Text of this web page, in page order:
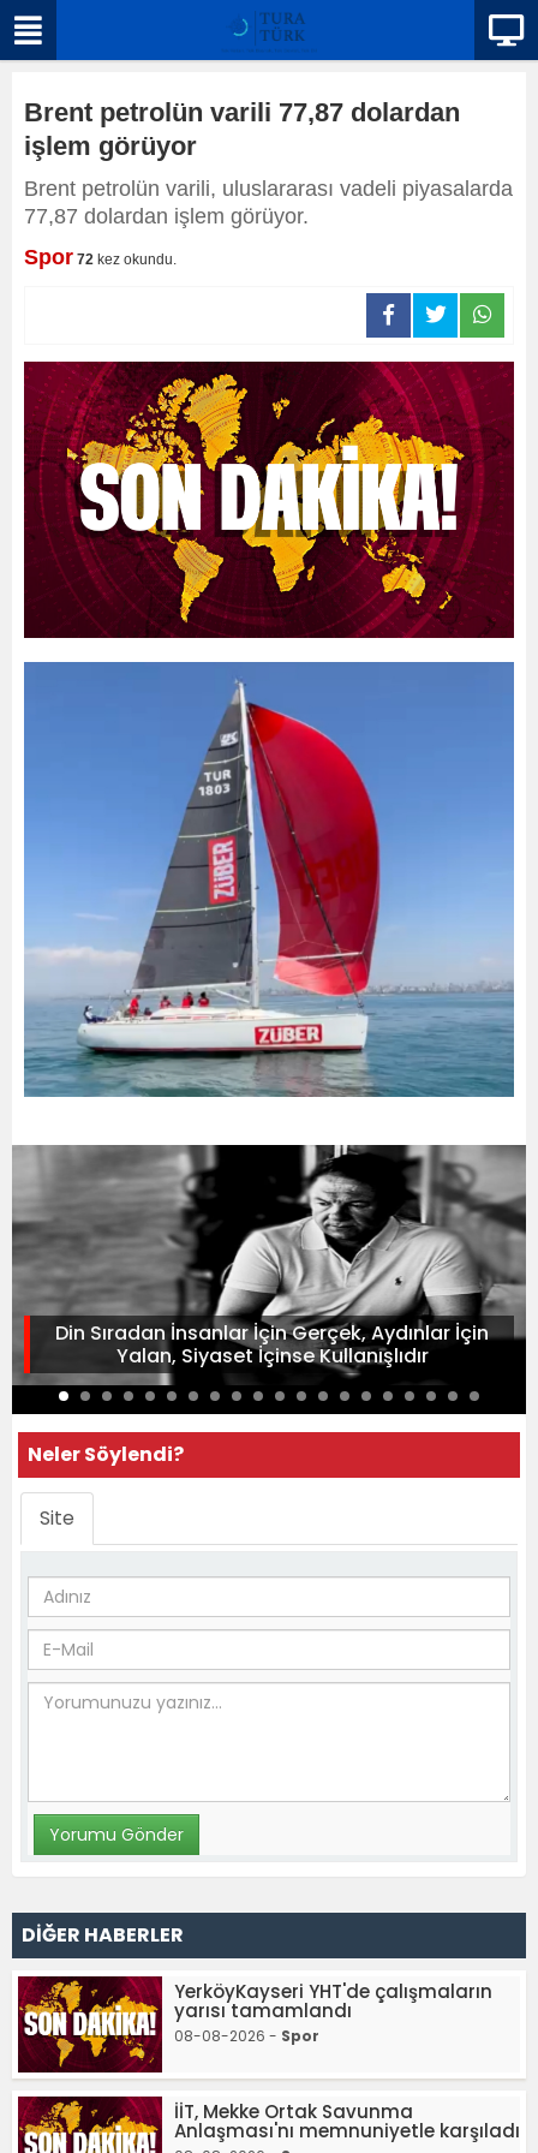
Brent petrolün varili 77,87 dolardan
işlem görüyor
Brent petrolün varili, uluslararası vadeli piyasalarda
77,87 dolardan işlem görüyor.
Spor 72 kez okundu.
Din Sıradan İnsanlar İçin Gerçek, Aydınlar İçin
Yalan, Siyaset İçinse Kullanışlıdır
Neler Söylendi?
Site
DİĞER HABERLER
YerköyKayseri YHT'de çalışmaların
yarısı tamamlandı
08-08-2026 - Spor
İİT, Mekke Ortak Savunma
Anlaşması'nı memnuniyetle karşıladı